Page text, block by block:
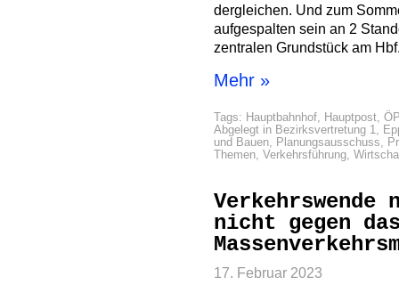
dergleichen. Und zum
aufgespalten sein an 2
zentralen Grundstück am
Mehr »
Tags: Hauptbahnhof, Hauptpost,
Abgelegt in Bezirksvertretung 1,
und Bauen, Planungsausschuss,
Themen, Verkehrsführung,
nicht gegen
17. Februar 2023